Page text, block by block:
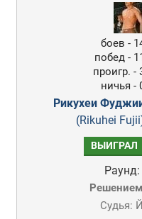
боев -
побед -
проигр. -
ничья -
Рикухеи
(Rikuhei
ВЫИГРАЛ
Раунд:
Решением
Судья: